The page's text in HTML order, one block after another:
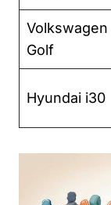
Volkswagen
Golf
Hyundai i30